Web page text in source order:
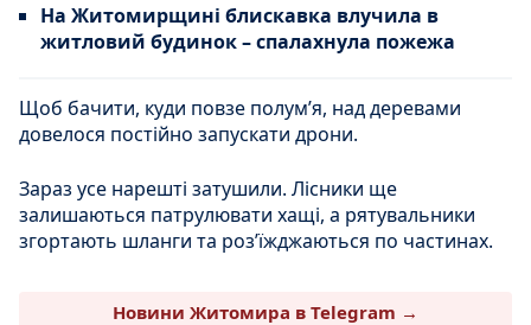
На Житомирщині блискавка влучила в
житловий будинок – спалахнула пожежа
Щоб бачити, куди повзе полум’я, над деревами
довелося постійно запускати дрони.
Зараз усе нарешті затушили. Лісники ще
залишаються патрулювати хащі, а рятувальники
згортають шланги та роз’їжджаються по частинах.
Новини Житомира в Telegram →